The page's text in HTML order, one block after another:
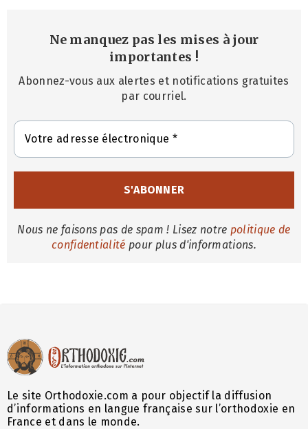
Ne manquez pas les mises à jour
importantes !
Abonnez-vous aux alertes et notifications gratuites
par courriel.
Nous ne faisons pas de spam ! Lisez notre politique de
confidentialité pour plus d'informations.
Le site Orthodoxie.com a pour objectif la diffusion
d’informations en langue française sur l’orthodoxie en
France et dans le monde.